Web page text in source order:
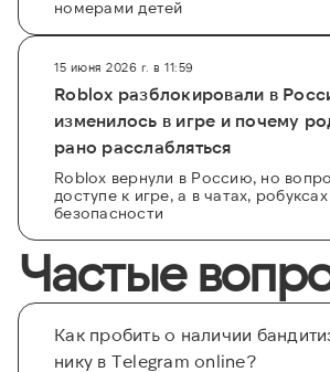
номерами детей
15 июня 2026 г. в 11:59
Roblox разблокировали в
изменилось в игре и почему
рано расслабляться
Roblox вернули в Россию, но
доступе к игре, а в чатах,
безопасности
Частые
Как пробить о наличии
нику в Telegram online?